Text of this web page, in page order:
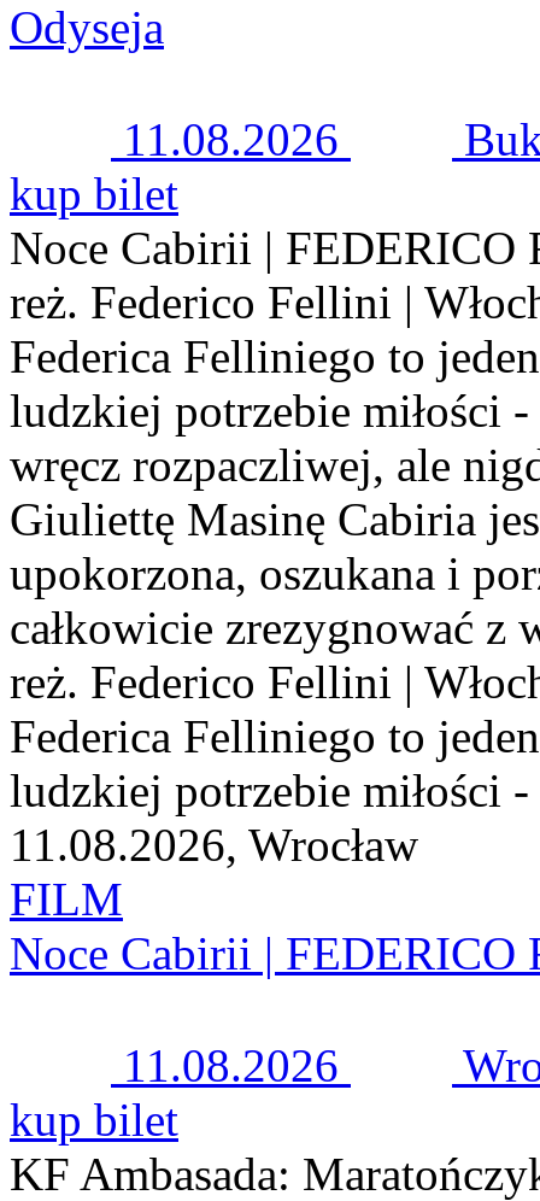
Odyseja
11.08.2026
kup bilet
Noce Cabirii |
reż. Federico Fellini |
Federica Felliniego to
ludzkiej potrzebie miłości
wręcz rozpaczliwej, ale
Giuliettę Masinę Cabiria
upokorzona, oszukana i
całkowicie zrezygnować z
reż. Federico Fellini |
Federica Felliniego to
ludzkiej potrzebie miłości
11.08.2026, Wrocław
FILM
Noce Cabirii |
11.08.2026
kup bilet
KF Ambasada: